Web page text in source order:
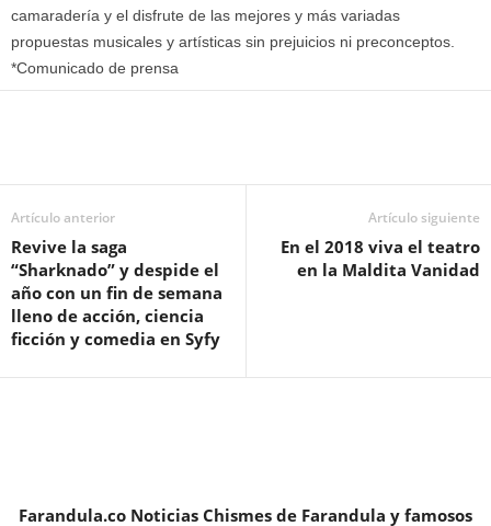
camaradería y el disfrute de las mejores y más variadas
propuestas musicales y artísticas sin prejuicios ni preconceptos.
*Comunicado de prensa
Artículo anterior
Revive la saga
“Sharknado” y despide el
año con un fin de semana
lleno de acción, ciencia
ficción y comedia en Syfy
Artículo siguiente
En el 2018 viva el teatro
en la Maldita Vanidad
Farandula.co Noticias Chismes de Farandula y famosos